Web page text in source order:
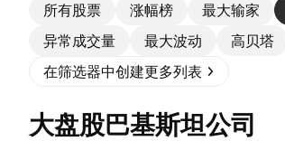
所有股票 涨幅榜 最大输家
异常成交量
最大波动 高贝塔
在筛选器中创建更多列表
大盘股巴基斯坦公司